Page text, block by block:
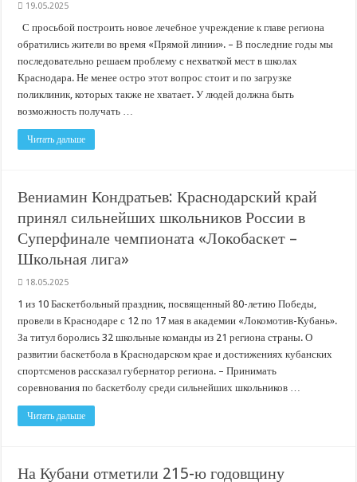
Важные правила обращения в вашу страховую компанию
В городах и районах Кубани отметили День России
Стартовал прием заявок на 20-й юбилейный молодежный форум «Регион 93»
19.05.2025
С просьбой построить новое лечебное учреждение к главе региона
обратились жители во время «Прямой линии». – В последние годы мы
последовательно решаем проблему с нехваткой мест в школах
Краснодара. Не менее остро этот вопрос стоит и по загрузке
поликлиник, которых также не хватает. У людей должна быть
возможность получать …
Читать дальше
Вениамин Кондратьев: Краснодарский край
принял сильнейших школьников России в
Суперфинале чемпионата «Локобаскет –
Школьная лига»
18.05.2025
1 из 10 Баскетбольный праздник, посвященный 80-летию Победы,
провели в Краснодаре с 12 по 17 мая в академии «Локомотив-Кубань».
За титул боролись 32 школьные команды из 21 региона страны. О
развитии баскетбола в Краснодарском крае и достижениях кубанских
спортсменов рассказал губернатор региона. – Принимать
соревнования по баскетболу среди сильнейших школьников …
Читать дальше
На Кубани отметили 215-ю годовщину